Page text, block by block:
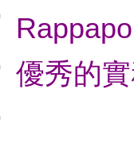
優秀的